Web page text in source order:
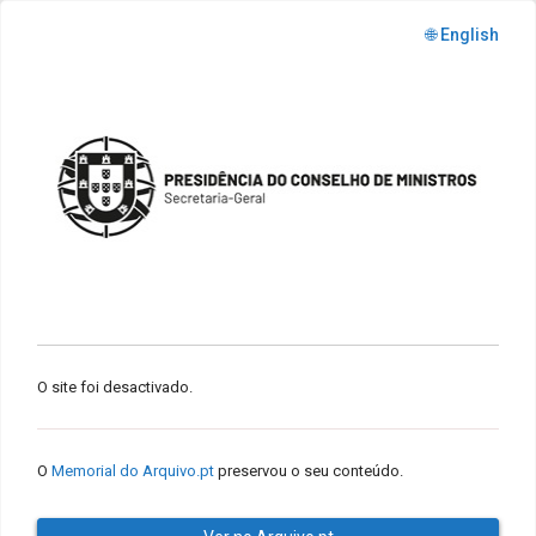
🌐 English
O site foi desactivado.
O Memorial do Arquivo.pt preservou o seu conteúdo.